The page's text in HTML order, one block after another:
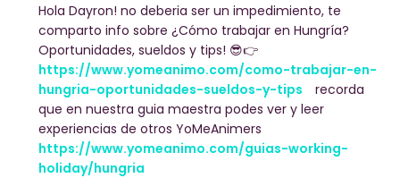
Hola Dayron! no deberia ser un impedimiento, te
comparto info sobre ¿Cómo trabajar en Hungría?
Oportunidades, sueldos y tips! 😎👉
https://www.yomeanimo.com/como-trabajar-en-
hungria-oportunidades-sueldos-y-tips
recorda
que en nuestra guia maestra podes ver y leer
experiencias de otros YoMeAnimers
https://www.yomeanimo.com/guias-working-
holiday/hungria